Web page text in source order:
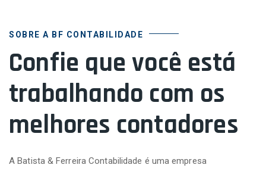
SOBRE A BF CONTABILIDADE
Confie que você está
trabalhando com os
melhores contadores
A Batista & Ferreira Contabilidade é uma empresa